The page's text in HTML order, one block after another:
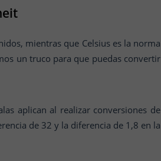
mientras que Celsius es la norma
un truco para que puedas convertir
aplican al realizar conversiones de
de 32 y la diferencia de 1,8 en la